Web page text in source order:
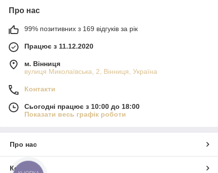
Про нас
99% позитивних з 169 відгуків за рік
Працює з 11.12.2020
м. Вінниця
вулиця Миколаївська, 2, Вінниця, Україна
Контакти
Сьогодні працює з 10:00 до 18:00
Показати весь графік роботи
Про нас
Контакти